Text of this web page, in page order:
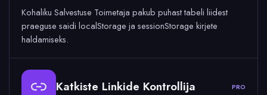
Kohaliku Salvestuse Toimetaja pakub puhast tabeli liidest
praeguse saidi localStorage ja sessionStorage kirjete
haldamiseks.
Katkiste Linkide Kontrollija PRO